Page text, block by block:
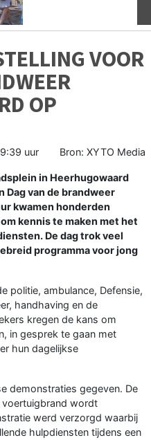
VOOR
OP
uur Bron: XYTO Media
in Heerhugowaard
Dag van de brandweer
kwamen honderden
kennis te maken met het
De dag trok veel
programma voor jong
politie, ambulance, Defensie,
handhaving en de
kregen de kans om
in gesprek te gaan met
hun dagelijkse
demonstraties gegeven. De
voertuigbrand wordt
werd verzorgd waarbij
hulpdiensten tijdens een